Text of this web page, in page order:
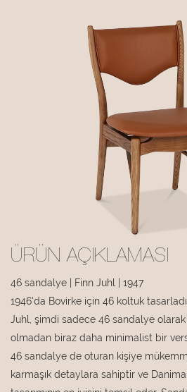
ÜRÜN AÇIKLAMASI
46 sandalye | Finn Juhl | 1947
1946'da Bovirke için 46 koltuk
Juhl, şimdi sadece 46 sandalye
olmadan biraz daha minimalist bir
46 sandalye de oturan kişiye
karmaşık detaylara sahiptir ve